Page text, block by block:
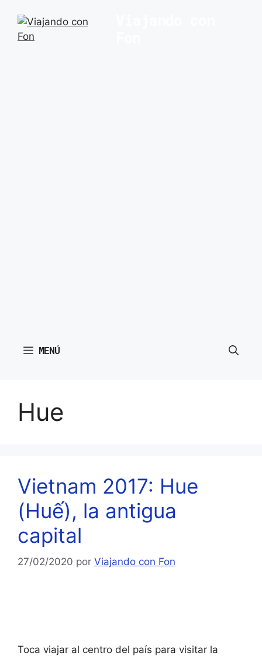
contenido
MENÚ
Hue
Vietnam 2017: Hue
(Huế), la antigua
capital
27/02/2020 por Viajando con Fon
Toca viajar al centro del país para visitar la